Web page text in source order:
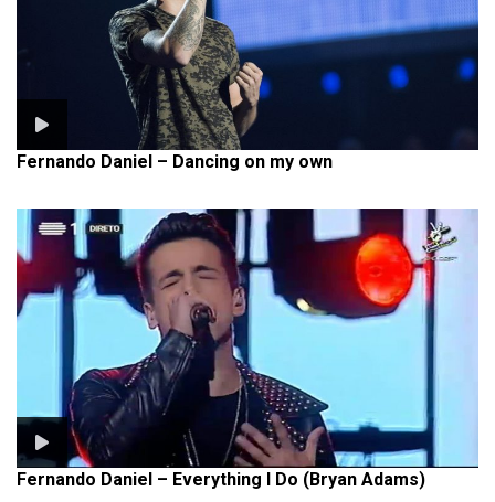
Fernando Daniel – Dancing on my own
Fernando Daniel – Everything I Do (Bryan Adams)